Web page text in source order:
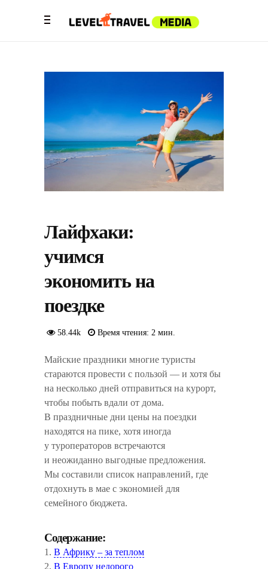
Лайфхаки:
учимся
экономить на
поездке
58.44k Время чтения: 2 мин.
Майские праздники многие туристы
стараются провести с пользой — и хотя бы
на несколько дней отправиться на курорт,
чтобы побыть вдали от дома.
В праздничные дни цены на поездки
находятся на пике, хотя иногда
у туроператоров встречаются
и неожиданно выгодные предложения.
Мы составили список направлений, где
отдохнуть в мае с экономией для
семейного бюджета.
Содержание:
1. В Африку – за теплом
2. В Европу недорого